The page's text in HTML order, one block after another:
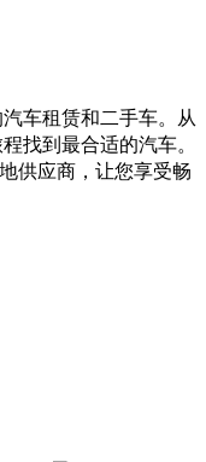
车租赁和二手车。从
找到最合适的汽车。
供应商，让您享受畅